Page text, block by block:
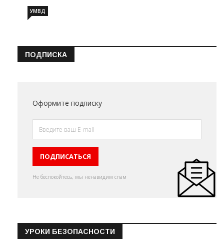
УМВД
ПОДПИСКА
Оформите подписку
Не беспокойтесь, мы ненавидим спам
УРОКИ БЕЗОПАСНОСТИ